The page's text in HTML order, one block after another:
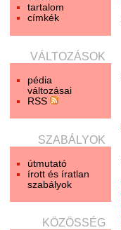
tartalom
címkék
VÁLTOZÁSOK
pédia
változásai
RSS
SZABÁLYOK
útmutató
írott és íratlan
szabályok
KÖZÖSSÉG